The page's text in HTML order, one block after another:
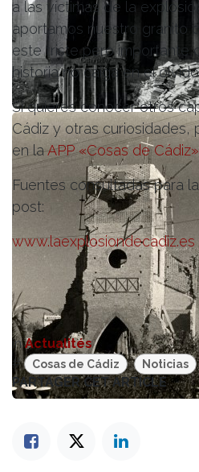
a las víctimas de la
aportamos nuestro granito
este triste pero importante
historia no caiga en el
Si quieres conocer otros
Cádiz y otras curiosidades,
en laAPP «Cosas de Cádiz»
Fuentes consultadas para
post:
www.laexplosiondecadiz.es
inActualités
#
Cosas de Cádiz Noticias
PARTAGER CET ARTICLE